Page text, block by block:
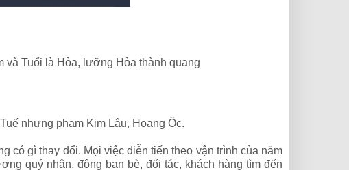
và Tuổi là Hỏa, lưỡng Hỏa thành quang
nhưng phạm Kim Lâu, Hoang Ốc.
có gì thay đổi. Mọi việc diễn tiến theo vận trình của năm
quý nhân, đông bạn bè, đối tác, khách hàng tìm đến